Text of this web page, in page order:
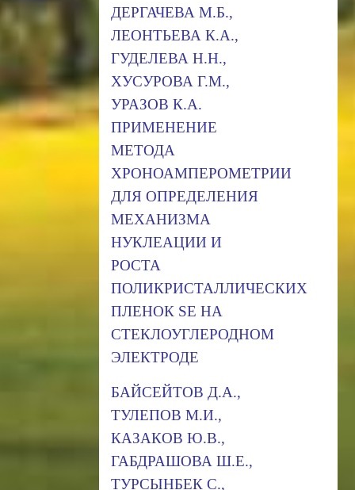
ДЕРГАЧЕВА М.Б.,
ЛЕОНТЬЕВА К.А.,
ГУДЕЛЕВА Н.Н.,
ХУСУРОВА Г.М.,
УРАЗОВ К.А.
ПРИМЕНЕНИЕ
МЕТОДА
ХРОНОАМПЕРОМЕТРИИ
ДЛЯ ОПРЕДЕЛЕНИЯ
МЕХАНИЗМА
НУКЛЕАЦИИ И
РОСТА
ПОЛИКРИСТАЛЛИЧЕСКИХ
ПЛЕНОК SЕ НА
СТЕКЛОУГЛЕРОДНОМ
ЭЛЕКТРОДЕ
БАЙСЕЙТОВ Д.А.,
ТУЛЕПОВ М.И.,
КАЗАКОВ Ю.В.,
ГАБДРАШОВА Ш.Е.,
ТУРСЫНБЕК С.,